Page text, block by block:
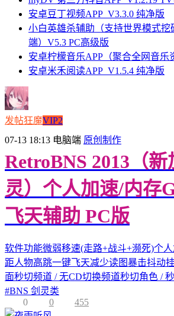
安卓豆丁视频APP_V3.3.0 纯净版
小白英雄杀辅助（支持世界模式挖
端）V5.3 PC高级版
安卓柠檬音乐APP（聚合全网音乐
安卓米禾阅读APP_V1.5.4 纯净版
发帖狂魔VIP2
07-13 18:13 电脑端 原创制作
RetroBNS 2013（新
灵）个人加速/内存
飞天辅助 PC版
软件功能微弱移速(走路+战斗+濒死)个
距人物高跳一键飞天减少读图暴击抖动
面秒切频道 / 无CD切换频道秒切角色 /
#BNS 剑灵类
0
0 455